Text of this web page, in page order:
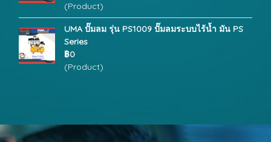
(Product)
UMA ปั๊มลม รุ่น PS1009 ปั๊มลมระบบไร้น้ำ มัน PS
Series
฿0
(Product)